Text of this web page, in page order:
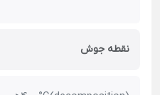
نقطه جوش